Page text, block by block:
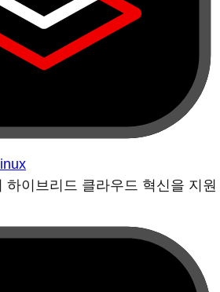
하이브리드 클라우드 혁신을 지원